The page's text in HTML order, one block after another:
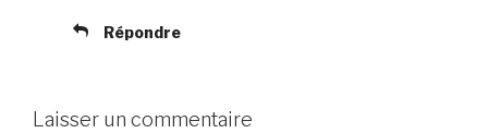
Répondre
Laisser un commentaire